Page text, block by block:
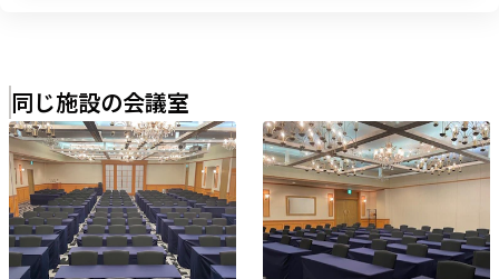
同じ施設の会議室